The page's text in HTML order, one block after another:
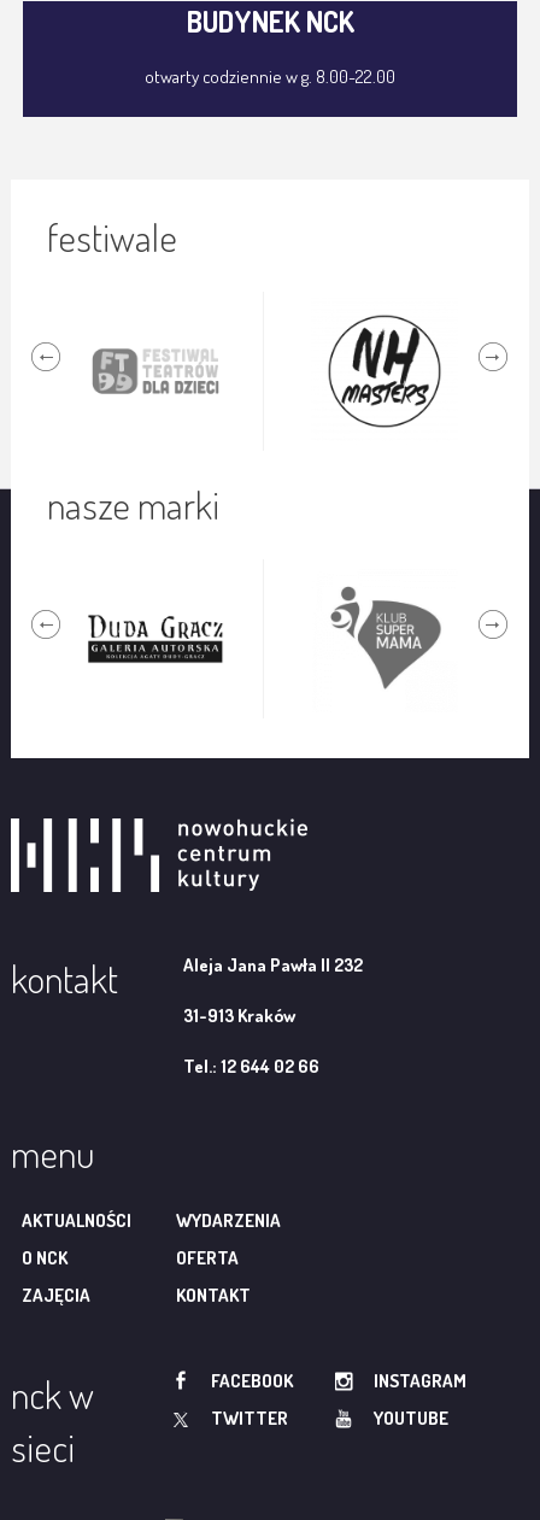
BUDYNEK NCK
otwarty codziennie w g. 8.00-22.00
festiwale
nasze marki
kontakt Aleja Jana Pawła II 232
31-913 Kraków
Tel.: 12 644 02 66
menu
AKTUALNOŚCI
WYDARZENIA
O NCK
OFERTA
ZAJĘCIA
KONTAKT
nck w
sieci
FACEBOOK
INSTAGRAM
TWITTER
YOUTUBE